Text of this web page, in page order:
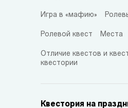
Игра в «мафию»
Ролевой квест Места
Отличие квестов и
квестории
Квестория на